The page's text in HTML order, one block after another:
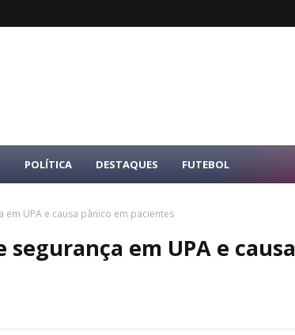
POLÍTICA DESTAQUES FUTEBOL
em UPA e causa pânico em pacientes
em UPA e causa